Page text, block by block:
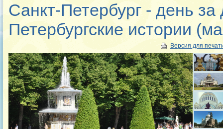
Санкт-Петербург - день
Петербургские истории
Версия для